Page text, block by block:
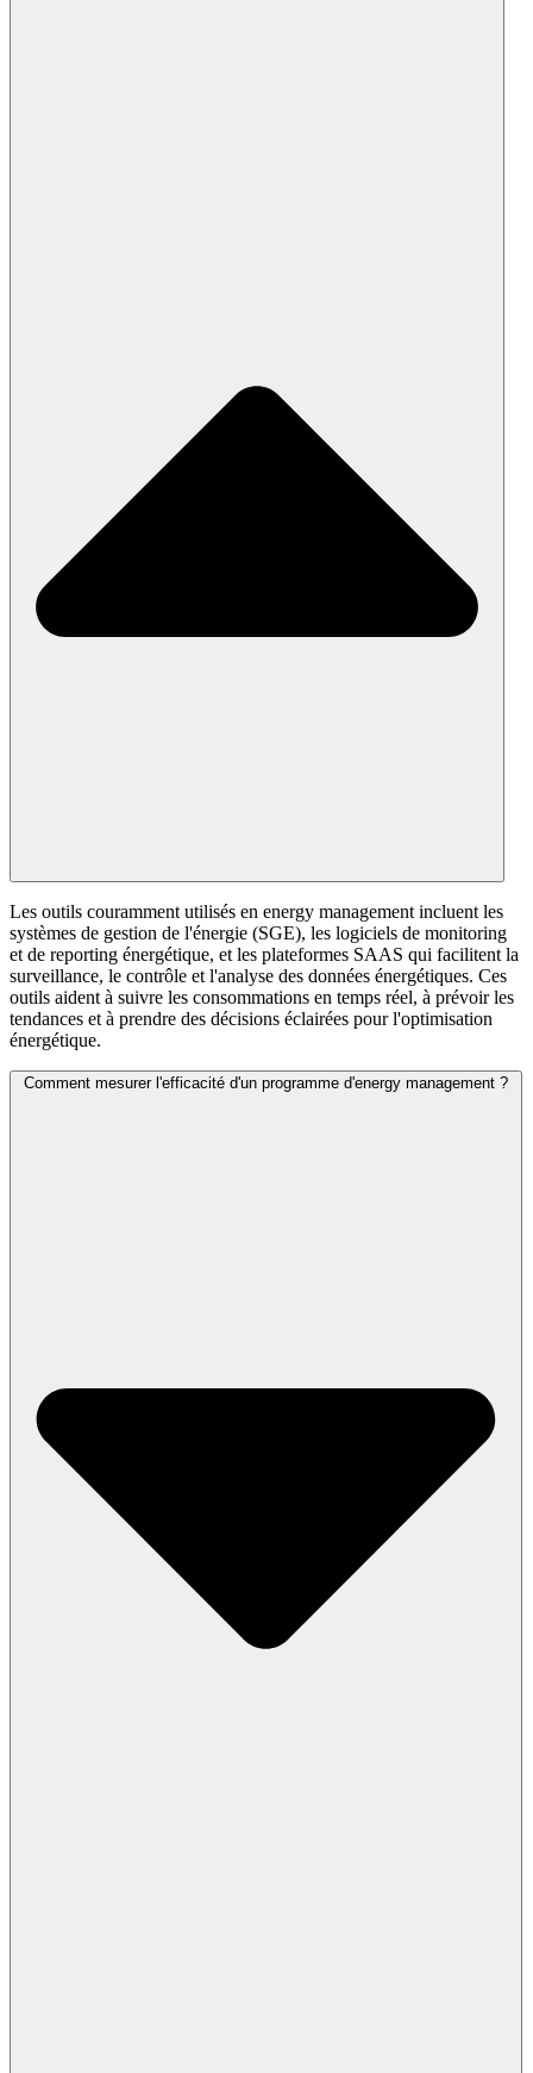
Les outils couramment utilisés en energy management incluent les
systèmes de gestion de l'énergie (SGE), les logiciels de monitoring
et de reporting énergétique, et les plateformes SAAS qui facilitent la
surveillance, le contrôle et l'analyse des données énergétiques. Ces
outils aident à suivre les consommations en temps réel, à prévoir les
tendances et à prendre des décisions éclairées pour l'optimisation
énergétique.
Comment mesurer l'efficacité d'un programme d'energy management ?